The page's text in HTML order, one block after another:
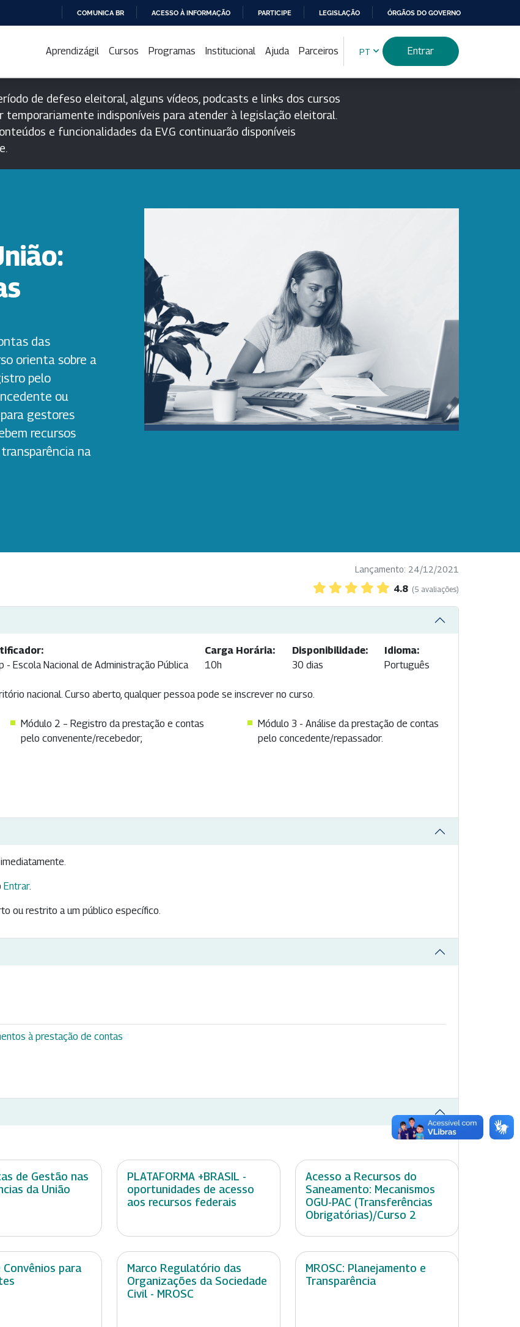
PARA
CONTEÚDO
COMUNICA BR ACESSO À INFORMAÇÃO PARTICIPE LEGISLAÇÃO ÓRGÃOS DO GOVERNO
Aprendizágil Cursos Programas Institucional Ajuda Parceiros PT Entrar
de defeso eleitoral, alguns vídeos, podcasts e links dos cursos
temporariamente indisponíveis para atender à legislação eleitoral.
e funcionalidades da EV.G continuarão disponíveis
das
orienta sobre a
pelo
ou
gestores
recursos
na
Lançamento: 24/12/2021
4.8 (5 avaliações)
- Escola Nacional de Administração Pública
Carga Horária:
10h
Disponibilidade:
30 dias
Idioma:
Português
nacional. Curso aberto, qualquer pessoa pode se inscrever no curso.
Módulo 2 – Registro da prestação e contas
pelo convenente/recebedor;
Módulo 3 - Análise da prestação de contas
pelo concedente/repassador.
Entrar.
ou restrito a um público específico.
à prestação de contas
de Gestão nas
da União
PLATAFORMA +BRASIL -
oportunidades de acesso
aos recursos federais
Acesso a Recursos do
Saneamento: Mecanismos
OGU-PAC (Transferências
Obrigatórias)/Curso 2
Convênios para
Marco Regulatório das
Organizações da Sociedade
Civil - MROSC
MROSC: Planejamento e
Transparência